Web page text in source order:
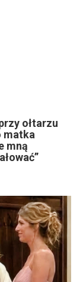
ołtarzu
matka
mną